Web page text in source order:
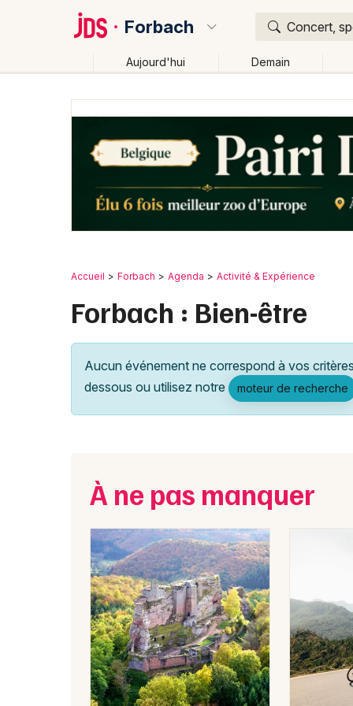
Forbach Concert,
Aujourd'hui Demain
Accueil Forbach Agenda Activité & Expérience
Forbach : Bien-être
Aucun événement ne correspond à vos
dessous ou utilisez notre
moteur de recherche
À ne pas manquer
Où ?
Moselle (57)
Changer de lieu